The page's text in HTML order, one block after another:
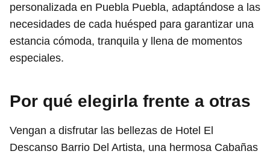
personalizada en Puebla Puebla, adaptándose a las
necesidades de cada huésped para garantizar una
estancia cómoda, tranquila y llena de momentos
especiales.
Por qué elegirla frente a otras
Vengan a disfrutar las bellezas de Hotel El
Descanso Barrio Del Artista, una hermosa Cabañas